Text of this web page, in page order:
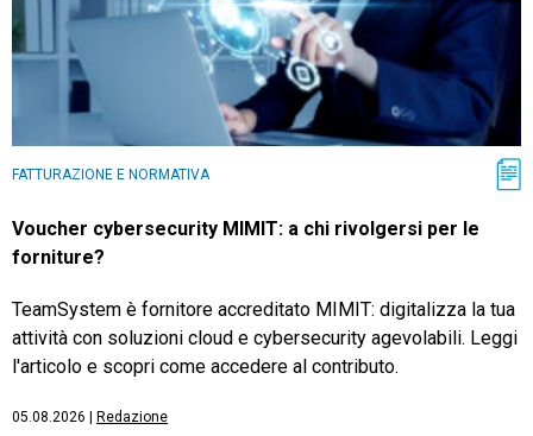
FATTURAZIONE E NORMATIVA
Voucher cybersecurity MIMIT: a chi rivolgersi per le
forniture?
TeamSystem è fornitore accreditato MIMIT: digitalizza la tua
attività con soluzioni cloud e cybersecurity agevolabili. Leggi
l'articolo e scopri come accedere al contributo.
05.08.2026 Redazione